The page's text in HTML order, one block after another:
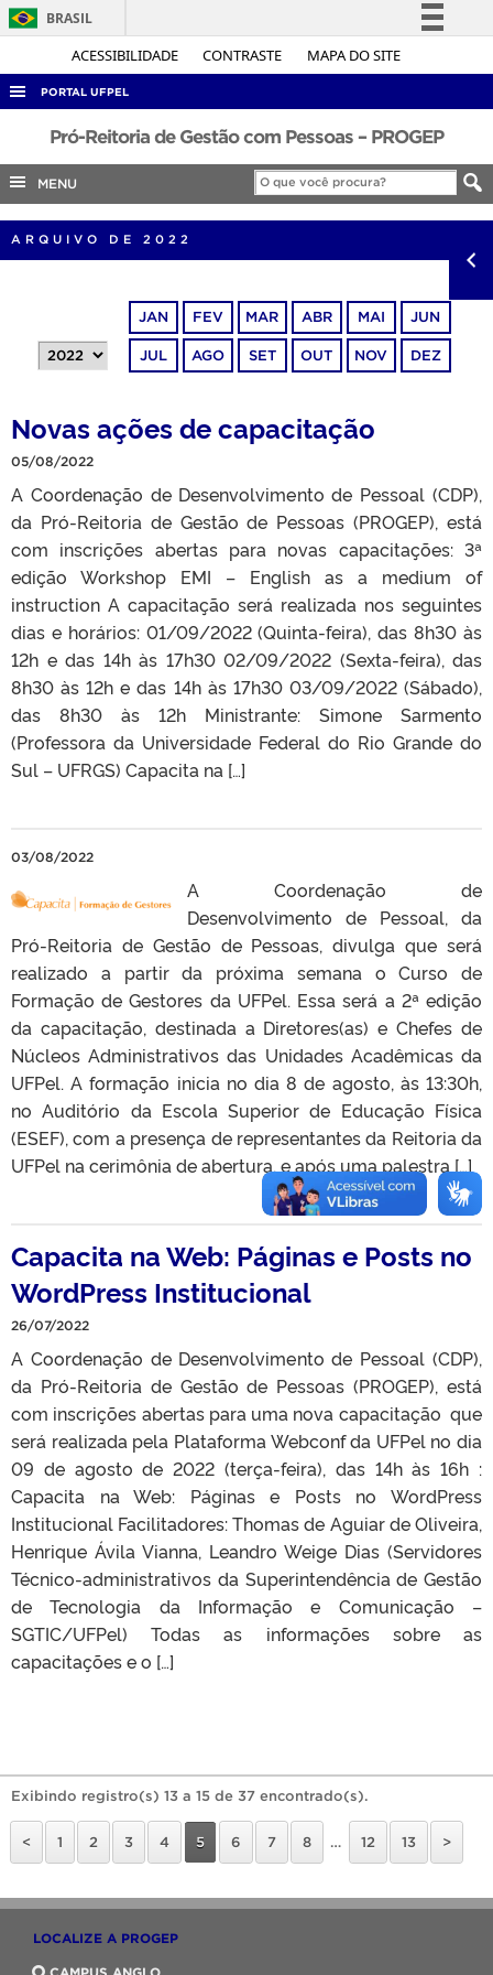
ACESSIBILIDADE CONTRASTE MAPA DO SITE
BRASIL
Simplifique!
Legislação
Canais
PORTAL UFPEL
ACESSO À INFORMAÇÃO
AUDITORIA
COBALTO
CONCURSOS
OUVIDORIA
TELEFONES
Pró-Reitoria de Gestão com Pessoas – PROGEP
MENU
ARQUIVO DE 2022
JAN FEV MAR ABR MAI JUN
JUL AGO SET OUT NOV DEZ
Novas ações de capacitação
05/08/2022
A Coordenação de Desenvolvimento de Pessoal (CDP),
da Pró-Reitoria de Gestão de Pessoas (PROGEP), está
com inscrições abertas para novas capacitações: 3ª
edição Workshop EMI – English as a medium of
instruction A capacitação será realizada nos seguintes
dias e horários: 01/09/2022 (Quinta-feira), das 8h30 às
12h e das 14h às 17h30 02/09/2022 (Sexta-feira), das
8h30 às 12h e das 14h às 17h30 03/09/2022 (Sábado),
das 8h30 às 12h Ministrante: Simone Sarmento
(Professora da Universidade Federal do Rio Grande do
Sul – UFRGS) Capacita na […]
03/08/2022
A Coordenação de
Desenvolvimento de Pessoal, da
Pró-Reitoria de Gestão de Pessoas, divulga que será
realizado a partir da próxima semana o Curso de
Formação de Gestores da UFPel. Essa será a 2ª edição
da capacitação, destinada a Diretores(as) e Chefes de
Núcleos Administrativos das Unidades Acadêmicas da
UFPel. A formação inicia no dia 8 de agosto, às 13:30h,
no Auditório da Escola Superior de Educação Física
(ESEF), com a presença de representantes da Reitoria da
UFPel na cerimônia de abertura, e após uma palestra […]
Capacita na Web: Páginas e Posts no
WordPress Institucional
26/07/2022
A Coordenação de Desenvolvimento de Pessoal (CDP),
da Pró-Reitoria de Gestão de Pessoas (PROGEP), está
com inscrições abertas para uma nova capacitação que
será realizada pela Plataforma Webconf da UFPel no dia
09 de agosto de 2022 (terça-feira), das 14h às 16h :
Capacita na Web: Páginas e Posts no WordPress
Institucional Facilitadores: Thomas de Aguiar de Oliveira,
Henrique Ávila Vianna, Leandro Weige Dias (Servidores
Técnico-administrativos da Superintendência de Gestão
de Tecnologia da Informação e Comunicação –
SGTIC/UFPel) Todas as informações sobre as
capacitações e o […]
Exibindo registro(s) 13 a 15 de 37 encontrado(s).
< 1 2 3 4 5 6 7 8 … 12 13 >
LOCALIZE A PROGEP
CAMPUS ANGLO